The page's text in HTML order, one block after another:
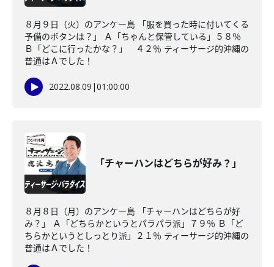
８月９日（火）のアンケー島 「服を買った時に付いてくる
予備のボタンは？」 Ａ「ちゃんと保管している」５８％
Ｂ「どこに行ったかな？」 ４２％ ティーサージ的沖縄の
普通はＡでした！
2022.08.09 |01:00:00
「チャーハンはどちらが好み？」
８月８日（月）のアンケー島 「チャーハンはどちらが好
み？」 Ａ「どちらかというとパラパラ派」７９％ Ｂ「ど
ちらかというとしっとり派」２１％ ティーサージ的沖縄の
普通はＡでした！